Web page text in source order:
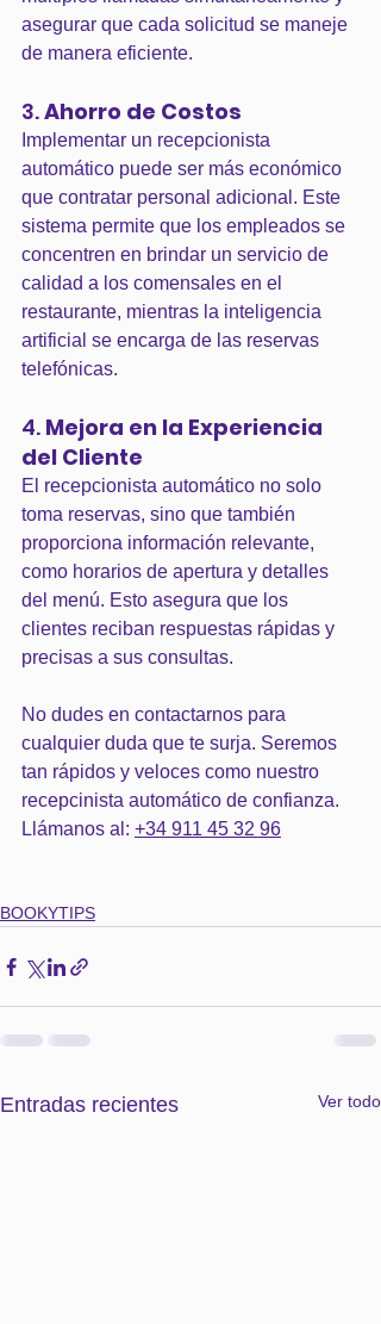
asegurar que cada solicitud se maneje
de manera eficiente​​.
3. Ahorro de Costos
Implementar un recepcionista
automático puede ser más económico
que contratar personal adicional. Este
sistema permite que los empleados se
concentren en brindar un servicio de
calidad a los comensales en el
restaurante, mientras la inteligencia
artificial se encarga de las reservas
telefónicas​​.
4. Mejora en la Experiencia
del Cliente
El recepcionista automático no solo
toma reservas, sino que también
proporciona información relevante,
como horarios de apertura y detalles
del menú. Esto asegura que los
clientes reciban respuestas rápidas y
precisas a sus consultas​​.
No dudes en contactarnos para
cualquier duda que te surja. Seremos
tan rápidos y veloces como nuestro
recepcinista automático de confianza.
Llámanos al: +34 911 45 32 96
BOOKYTIPS
Entradas recientes Ver todo